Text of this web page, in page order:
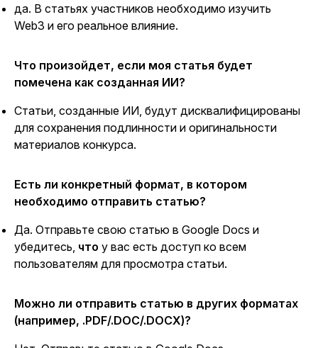
да. В статьях участников необходимо изучить
Web3 и его реальное влияние.
Что произойдет, если моя статья будет
помечена как созданная ИИ?
Статьи, созданные ИИ, будут дисквалифицированы
для сохранения подлинности и оригинальности
материалов конкурса.
Есть ли конкретный формат, в котором
необходимо отправить статью?
Да. Отправьте свою статью в Google Docs и
убедитесь, что у вас есть доступ ко всем
пользователям для просмотра статьи.
Можно ли отправить статью в других форматах
(например, .PDF/.DOC/.DOCX)?